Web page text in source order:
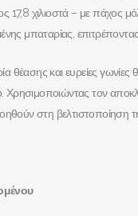
χιλιοστά – με πάχος
μπαταρίας,
θέασης και ευρείες
τον
στη βελτιστοποίηση